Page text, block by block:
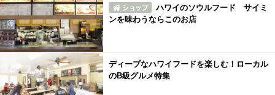
ハワイのソウルフード サイミ
ンを味わうならこのお店
ディープなハワイフードを楽しむ！ローカル
のB級グルメ特集